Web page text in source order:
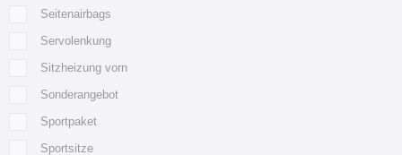
Seitenairbags
Servolenkung
Sitzheizung vorn
Sonderangebot
Sportpaket
Sportsitze